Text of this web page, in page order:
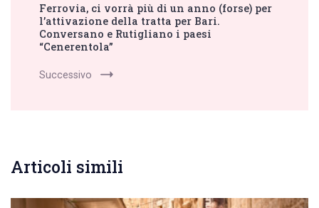
Ferrovia, ci vorrà più di un anno (forse) per
l’attivazione della tratta per Bari.
Conversano e Rutigliano i paesi
“Cenerentola”
Successivo
Articoli simili